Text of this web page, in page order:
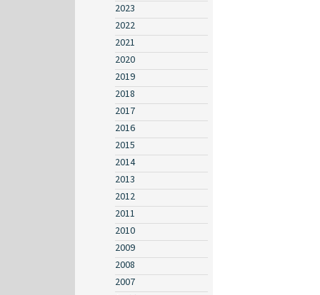
2023
2022
2021
2020
2019
2018
2017
2016
2015
2014
2013
2012
2011
2010
2009
2008
2007